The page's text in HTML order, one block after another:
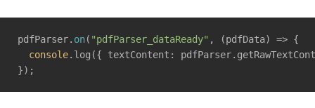
pdfParser. on( "pdfParser_dataReady" , (pdfData) => {
console.log({ textContent:
});